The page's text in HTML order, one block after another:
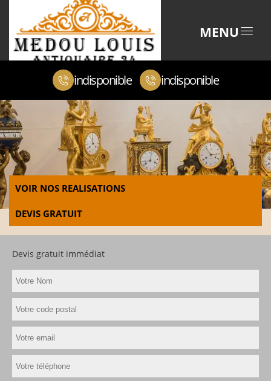
MENU
indisponible indisponible
VOIR NOS REALISATIONS
DEVIS GRATUIT
Devis gratuit immédiat